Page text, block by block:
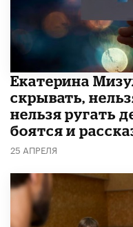
Екатерина
скрывать,
нельзя ругать
боятся и
25 АПРЕЛЯ